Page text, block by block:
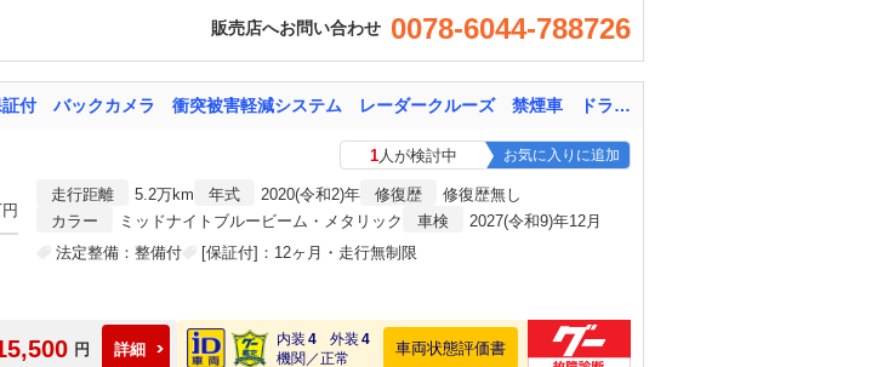
販売店へお問い合わせ 0078-6044-788726
ヴェゼル ハイブリッドＺ・ホンダセンシング １年保証付 バックカメラ 衝突被害軽減システム レーダークルーズ 禁煙車 ドラレコ ＬＥＤヘッド ＥＴＣ 純正１６インチアルミ 車線逸脱警報 オートライト オートエアコン Ｂｌｕｅｔｏｏｔｈ ＣＤ
1人が検討中 お気に入りに追加
走行距離 5.2万km 年式 2020(令和2)年 修復歴
修復歴無し
カラー
ミッドナイトブルービーム・メタリック 車検
2027(令和9)年12月
法定整備：整備付
[保証付]：12ヶ月・走行無制限
円 詳細
内装 4 外装 4
機関／正常
車両状態評価書